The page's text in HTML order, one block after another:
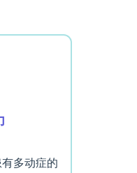
多动症的